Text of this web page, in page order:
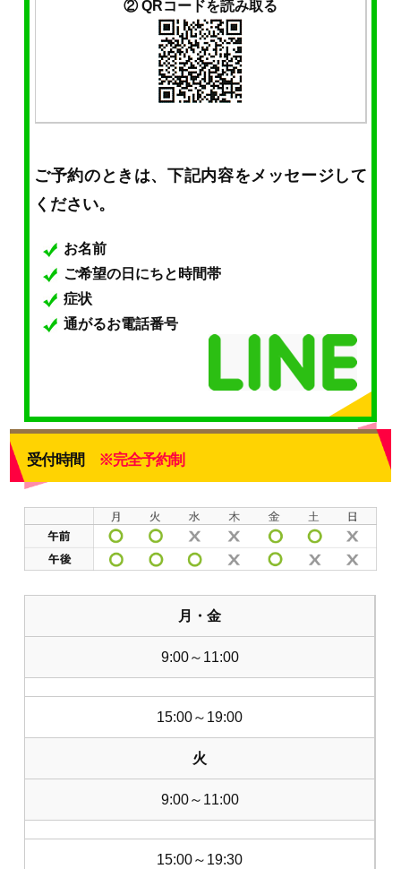
② QRコードを読み取る
ご予約のときは、下記内容をメッセージして
ください。
お名前
ご希望の日にちと時間帯
症状
通がるお電話番号
受付時間 ※完全予約制
月・金
9:00～11:00
15:00～19:00
火
9:00～11:00
15:00～19:30